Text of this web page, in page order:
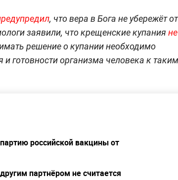
, что вера в Бога не убережёт от
заявили, что крещенские купания не
решение о купании необходимо
и готовности организма человека к таким
российской вакцины от
партнёром не считается